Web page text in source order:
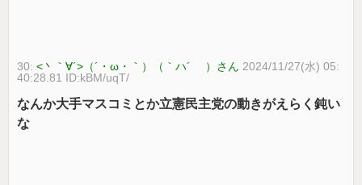
30:<丶｀∀´>（´・ω・｀）（｀ハ´ ）さん 2024/11/27(水) 05:
40:28.81 ID:kBM/uqT/
なんか大手マスコミとか立憲民主党の動きがえらく鈍い
な